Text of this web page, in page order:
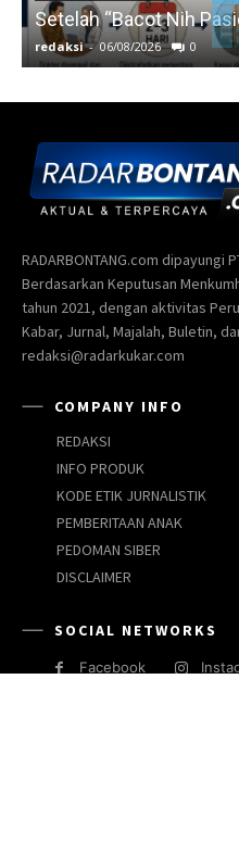
Setelah “Bacot Nih
redaksi - 06/08/2026 0
RADARBONTANG.com dipayungi
Berdasarkan Keputusan
tahun 2021, dengan aktivitas
Kabar, Jurnal, Majalah, Buletin,
redaksi@radarkukar.com
COMPANY INFO
REDAKSI
INFO PRODUK
KODE ETIK JURNALISTIK
PEMBERITAAN ANAK
PEDOMAN SIBER
DISCLAIMER
SOCIAL NETWORKS
Facebook